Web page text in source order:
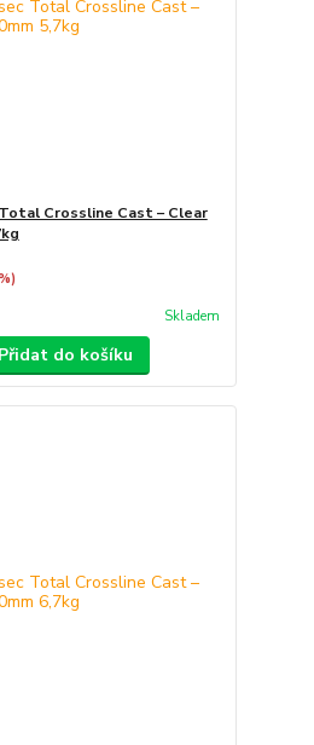
Crossline Cast – Clear
Skladem
Přidat do košíku